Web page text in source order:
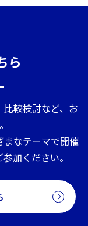
ら
較検討など、お
まなテーマで開催
加ください。